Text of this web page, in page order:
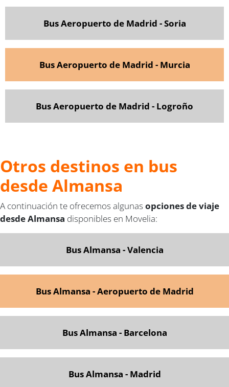
Bus Aeropuerto de Madrid - Soria
Bus Aeropuerto de Madrid - Murcia
Bus Aeropuerto de Madrid - Logroño
Otros destinos en bus
desde Almansa
A continuación te ofrecemos algunas opciones de viaje
desde Almansa disponibles en Movelia:
Bus Almansa - Valencia
Bus Almansa - Aeropuerto de Madrid
Bus Almansa - Barcelona
Bus Almansa - Madrid